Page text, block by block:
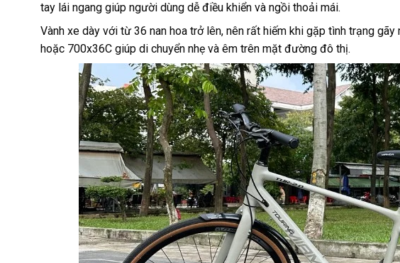
tay lái ngang giúp người dùng dễ điều khiển và ngồi thoải mái.
Vành xe dày với từ 36 nan hoa trở lên, nên rất hiếm khi gặp tình trạng
hoặc 700x36C giúp di chuyển nhẹ và êm trên mặt đường đô thị.